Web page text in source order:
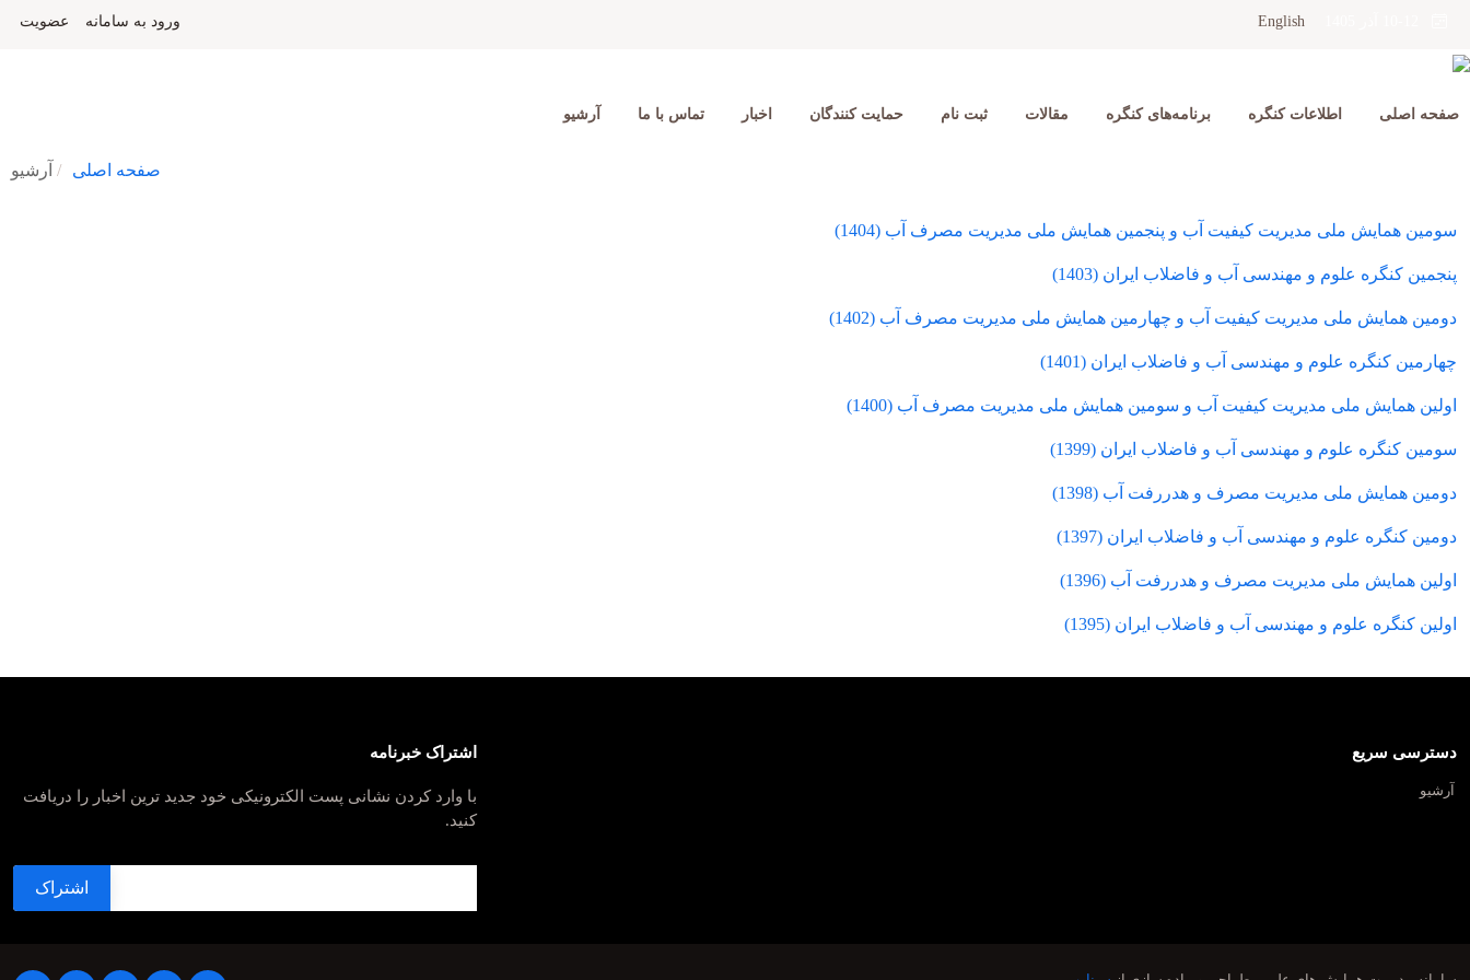
English ورود به سامانه عضویت
صفحه اصلی اطلاعات کنگره برنامه‌های کنگره مقالات ثبت نام حمایت کنندگان اخبار تماس با ما آرشیو
صفحه اصلی آرشیو
سومین همایش ملی مدیریت کیفیت آب و پنجمین همایش ملی مدیریت مصرف آب (1404)
پنجمین کنگره علوم و مهندسی آب و فاضلاب ایران (1403)
دومین همایش ملی مدیریت کیفیت آب و چهارمین همایش ملی مدیریت مصرف آب (1402)
چهارمین کنگره علوم و مهندسی آب و فاضلاب ایران (1401)
اولین همایش ملی مدیریت کیفیت آب و سومین همایش ملی مدیریت مصرف آب (1400)
سومین کنگره علوم و مهندسی آب‌ و فاضلاب ایران (1399)
دومین همایش ملی مدیریت مصرف و هدررفت آب (1398)
دومین کنگره علوم و مهندسی آب و فاضلاب ایران (1397)
اولین همایش ملی مدیریت مصرف و هدررفت آب (1396)
اولین کنگره علوم و مهندسی آب و فاضلاب ایران (1395)
دسترسی سریع
آرشیو
اشتراک خبرنامه
با وارد کردن نشانی پست الکترونیکی خود جدید ترین اخبار را دریافت
کنید.